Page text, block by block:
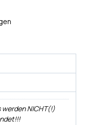
NICHT(!)